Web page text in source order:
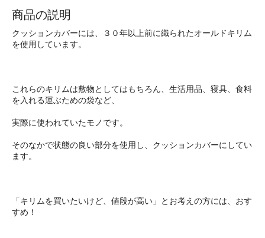
商品の説明
クッションカバーには、３０年以上前に織られたオールドキリム
を使用しています。
これらのキリムは敷物としてはもちろん、生活用品、寝具、食料
を入れる運ぶための袋など、
実際に使われていたモノです。
そのなかで状態の良い部分を使用し、クッションカバーにしてい
ます。
「キリムを買いたいけど、値段が高い」とお考えの方には、おす
すめ！